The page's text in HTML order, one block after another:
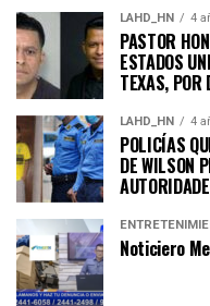
LAHD_HN 4
PASTOR
ESTADOS
TEXAS, POR
LAHD_HN 4
POLICÍAS
DE WILSON
Noticiero